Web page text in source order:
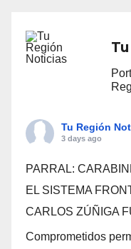
Tu Región
3 days ago
PARRAL:
EL SISTEMA
CARLOS ZÚÑIGA
Comprometidos